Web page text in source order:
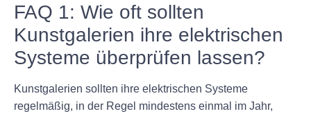
FAQ 1: Wie oft sollten
Kunstgalerien ihre elektrischen
Systeme überprüfen lassen?
Kunstgalerien sollten ihre elektrischen Systeme
regelmäßig, in der Regel mindestens einmal im Jahr,